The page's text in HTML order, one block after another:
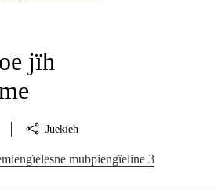
jïh
Juekieh
mubpiengïeline 3